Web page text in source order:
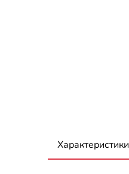
Характеристики